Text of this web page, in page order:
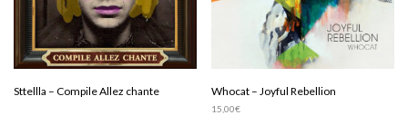
Sttellla – Compile Allez chante Whocat – Joyful Rebellion
15,00€